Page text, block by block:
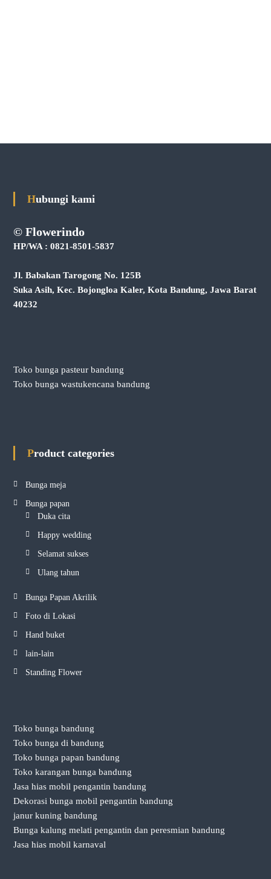
Hubungi kami
© Flowerindo
HP/WA : 0821-8501-5837
Jl. Babakan Tarogong No. 125B
Suka Asih, Kec. Bojongloa Kaler, Kota Bandung, Jawa Barat
40232
Toko bunga pasteur bandung
Toko bunga wastukencana bandung
Product categories
Bunga meja
Bunga papan
Duka cita
Happy wedding
Selamat sukses
Ulang tahun
Bunga Papan Akrilik
Foto di Lokasi
Hand buket
lain-lain
Standing Flower
Toko bunga bandung
Toko bunga di bandung
Toko bunga papan bandung
Toko karangan bunga bandung
Jasa hias mobil pengantin bandung
Dekorasi bunga mobil pengantin bandung
janur kuning bandung
Bunga kalung melati pengantin dan peresmian bandung
Jasa hias mobil karnaval